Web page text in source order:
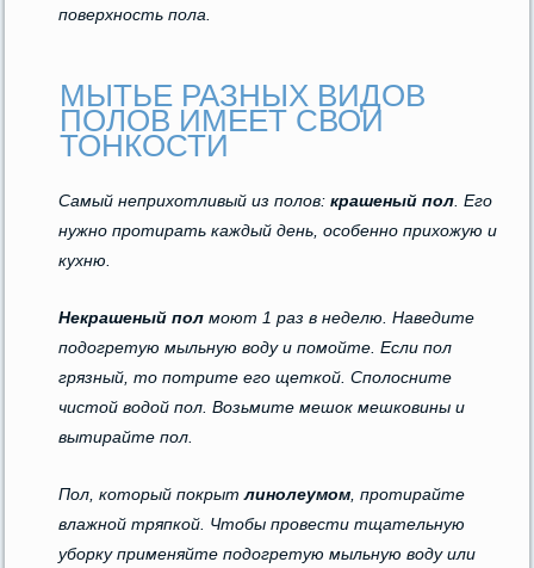
поверхность пола.
МЫТЬЕ РАЗНЫХ ВИДОВ
ПОЛОВ ИМЕЕТ СВОИ
ТОНКОСТИ
Самый неприхотливый из полов:крашеный пол . Его
нужно протирать каждый день, особенно прихожую и
кухню.
Некрашеный пол моют 1 раз в неделю. Наведите
подогретую мыльную воду и помойте. Если пол
грязный, то потрите его щеткой. Сполосните
чистой водой пол. Возьмите мешок мешковины и
вытирайте пол.
Пол, который покрытлинолеумом , протирайте
влажной тряпкой. Чтобы провести тщательную
уборку применяйте подогретую мыльную воду или